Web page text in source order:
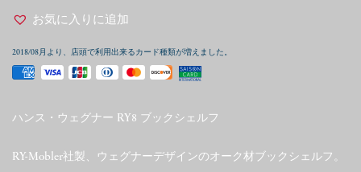
お気に入りに追加
2018/08月より、店頭で利用出来るカード種類が増えました。
ハンス・ウェグナー RY8 ブックシェルフ
RY-Mobler社製、ウェグナーデザインのオーク材ブックシェルフ。